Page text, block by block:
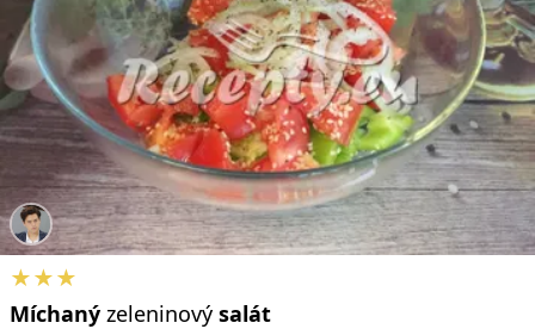
★★★
Míchaný zeleninový salát